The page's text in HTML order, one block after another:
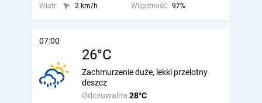
Wiatr:
2 km/h Wilgotność: 97%
07:00
26°C
Odczuwalna 28°C
Zachmurzenie duże, lekki przelotny
deszcz